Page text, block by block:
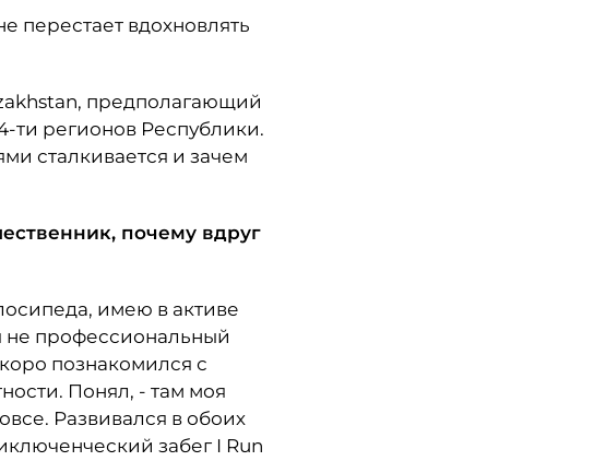
перестает вдохновлять
предполагающий
ти регионов Республики.
сталкивается и зачем
почему вдруг
имею в активе
не профессиональный
познакомился с
Понял, - там моя
Развивался в обоих
забег I Run